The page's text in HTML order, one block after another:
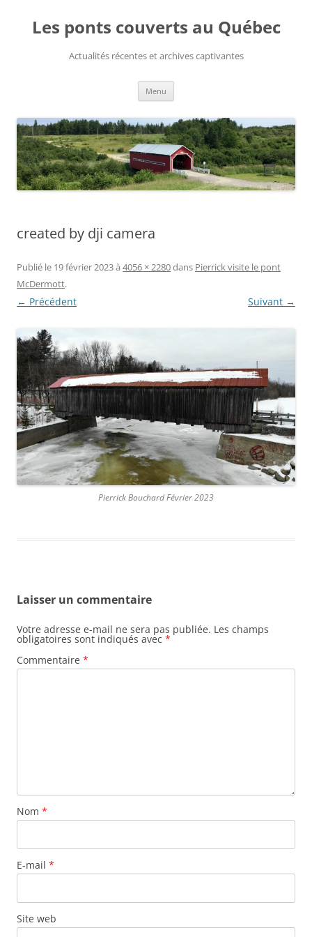
contenu
Les ponts couverts au Québec
Actualités récentes et archives captivantes
Menu
created by dji camera
Publié le 19 février 2023à 4056 × 2280dans Pierrick visite le pont
McDermott.
← Précédent Suivant →
Pierrick Bouchard Février 2023
Laisser un commentaire
Votre adresse e-mail ne sera pas publiée. Les champs
obligatoires sont indiqués avec *
Commentaire *
Nom *
E-mail *
Site web